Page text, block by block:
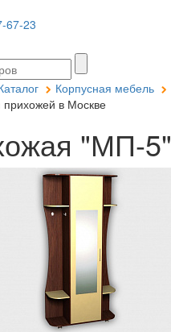
67-23
Корпусная мебель
в Москве
"МП-5"